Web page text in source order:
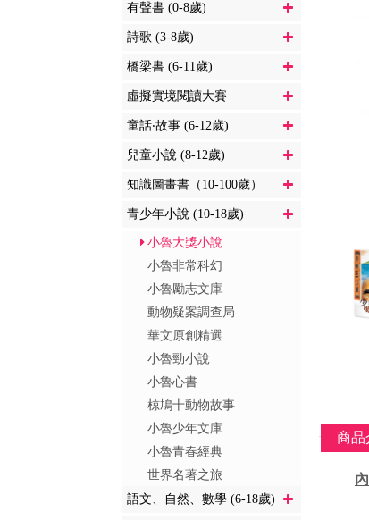
有聲書 (0-8歲)
詩歌 (3-8歲)
橋梁書 (6-11歲)
虛擬實境閱讀大賽
童話‧故事 (6-12歲)
兒童小說 (8-12歲)
知識圖畫書（10-100歲）
青少年小說 (10-18歲)
小魯大獎小說
小魯非常科幻
小魯勵志文庫
動物疑案調查局
華文原創精選
小魯勁小說
小魯心書
椋鳩十動物故事
小魯少年文庫
小魯青春經典
世界名著之旅
語文、自然、數學 (6-18歲)
商品